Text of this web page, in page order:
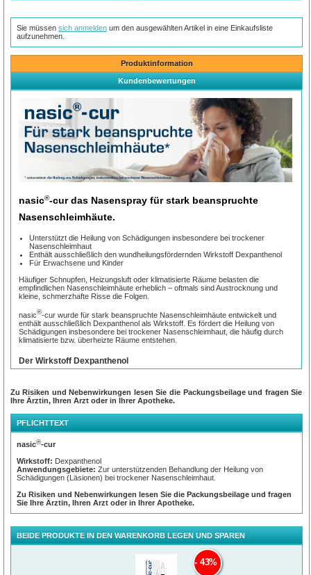
Sie müssensich anmelden um den ausgewählten Artikel in eine Einkaufsliste
aufzunehmen.
Produktinformation
Kundenbewertungen
nasic®-cur das Nasenspray für stark beanspruchte
Nasenschleimhäute.
Unterstützt die Heilung von Schädigungen insbesondere bei trockener
Nasenschleimhaut
Enthält ausschließlich den wundheilungsfördernden Wirkstoff Dexpanthenol
Für Erwachsene und Kinder
Häufiger Schnupfen, Heizungsluft oder klimatisierte Räume belasten die
empfindlichen Nasenschleimhäute erheblich – oftmals sind Austrocknung und
kleine, schmerzhafte Risse die Folgen.
nasic®-cur wurde für stark beanspruchte Nasenschleimhäute entwickelt und
enthält ausschließlich Dexpanthenol als Wirkstoff. Es fördert die Heilung von
Schädigungen insbesondere bei trockener Nasenschleimhaut, die häufig durch
klimatisierte bzw. überheizte Räume entstehen.
Der Wirkstoff Dexpanthenol
Räume oder Corona-Schnelltests sind die
Nasenschleimhäute häufig gereizt und
Nasenschleimhäute entwickelt und enthält
Dexpanthenol ist eine Vorstufe des
Vitamins Pantothensäure (Vitamin B
Eigenschaften bekannt. Es unterstützt die
Heilung bereits geschädigter Zellen und
trägt so zu einer schnellen Erholung der gereizten Nasenschleimhaut bei.
Nasenschleimhaut.
nasic -cur ist für Erwachsene und Kinder geeignet. Es enthält keine
abschwellenden Wirkstoffe und kann nach dem Öffnen bis zu 6 Monate
Zu Risiken und Nebenwirkungen lesen Sie die Packungsbeilage und fragen Sie
Ihre Ärztin, Ihren Arzt oder in Ihrer Apotheke.
PFLICHTTEXT
nasic®-cur
Wirkstoff: Dexpanthenol
Anwendungsgebiete:Zur unterstützenden Behandlung der Heilung von
Schädigungen (Läsionen) bei trockener Nasenschleimhaut.
Zu Risiken und Nebenwirkungen lesen Sie die Packungsbeilage und fragen
Sie Ihre Ärztin, Ihren Arzt oder in Ihrer Apotheke.
BEIDE PRODUKTE IN DEN WARENKORB LEGEN UND SPAREN
43%